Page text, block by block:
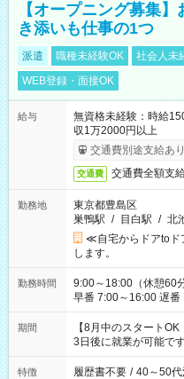
【オープニング募集
き添いも仕事の1つ
派遣 職種未経験OK 社会人未
WEB登録・面接OK
給与
無資格未経験：時給
収1万2000円以上
交通費別途支給あり
交通費 交通費全額支
勤務地
東京都豊島区
巣鴨駅 / 目白駅 / 北
≪自宅からドアtoド
します。
勤務時間
9:00～18:00（休憩60分） ■ご希望があれば下記シフト
早番 7:00～16:00 遅番
と休みを合わせたい」
「できれば残業はし
ね。 ※Wワーク希望の方へ 今ご覧のお仕事で希望する勤務時間
と、もう1つのお仕事
合は応募できません。
期間
【8月中のスタート
3日後に就業が可能です
特徴 履歴書不要 / 40～50代